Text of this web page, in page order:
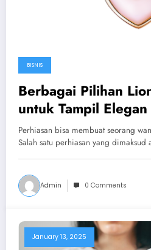
BISNIS
Berbagai Pilihan
untuk Tampil Elegan
Perhiasan bisa membuat seorang
Salah satu perhiasan yang dimaksud
Admin 0 Comments
January 13, 2025